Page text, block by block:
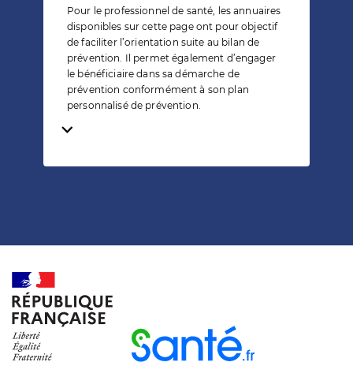
Pour le professionnel de santé, les annuaires
disponibles sur cette page ont pour objectif
de faciliter l’orientation suite au bilan de
prévention. Il permet également d’engager
le bénéficiaire dans sa démarche de
prévention conformément à son plan
personnalisé de prévention.
Temps de lecture